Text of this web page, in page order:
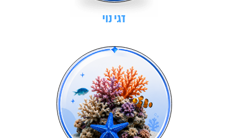
דגי נוי